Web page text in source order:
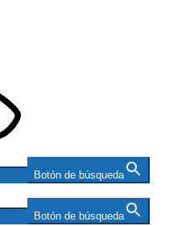
Botón de búsqueda
Botón de búsqueda